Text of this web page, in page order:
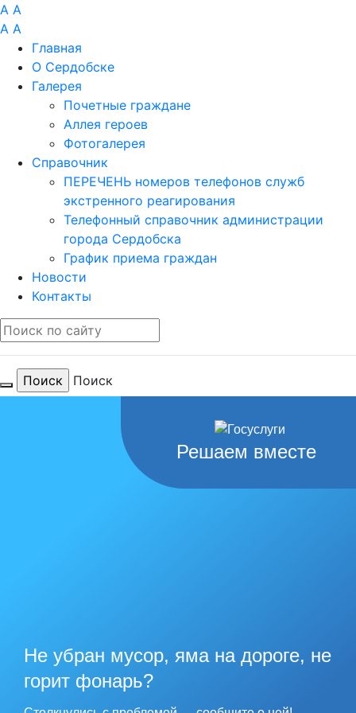
A A
A A
Главная
О Сердобске
Галерея
Почетные граждане
Аллея героев
Фотогалерея
Справочник
ПЕРЕЧЕНЬ номеров телефонов служб
экстренного реагирования
Телефонный справочник администрации
города Сердобска
График приема граждан
Новости
Контакты
Поиск
Решаем вместе
Не убран мусор, яма на дороге, не
горит фонарь?
Для тебя
рекорды